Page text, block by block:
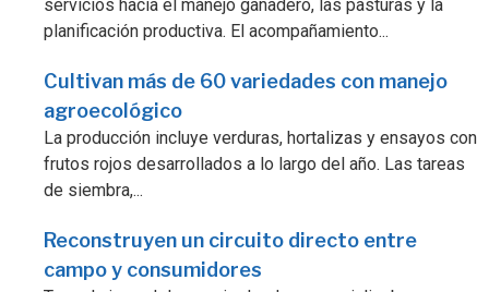
servicios hacia el manejo ganadero, las pasturas y la
planificación productiva. El acompañamiento...
Cultivan más de 60 variedades con manejo
agroecológico
La producción incluye verduras, hortalizas y ensayos con
frutos rojos desarrollados a lo largo del año. Las tareas
de siembra,...
Reconstruyen un circuito directo entre
campo y consumidores